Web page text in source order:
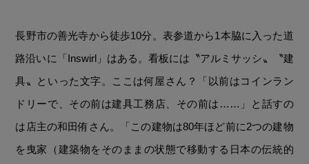
長野市の善光寺から徒歩10分。表参道から1本脇に入った道
路沿いに「Inswirl」はある。看板には〝アルミサッシ〟〝建
具〟といった文字。ここは何屋さん？「以前はコインラン
ドリーで、その前は建具工務店、その前は……」と話すの
は店主の和田侑さん。「この建物は80年ほど前に2つの建物
を曳家（建築物をそのままの状態で移動する日本の伝統的